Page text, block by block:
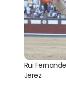
Rui
Jerez